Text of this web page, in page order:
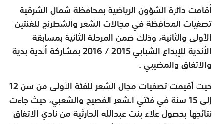
أقامت دائرة الشؤون الرياضية بمحافظة شمال الشرقية
تصفيات المحافظة في مجالات الشعر والشطرنج للفئتين
الأولى والثانية، وذلك ضمن المرحلة الثانية بمسابقة
الأندية للإبداع الشبابي 2015 /‏ 2016 بمشاركة أندية بدية
والاتفاق والمضيبي .
حيث أقيمت تصفيات مجال الشعر للفئة الأولى من سن 12
إلى 15 سنة في فئتي الشعر الفصيح والشعبي، حيث جاءت
نتائجها بحصول علاء بنت عبدالله الحارثية من نادي الاتفاق